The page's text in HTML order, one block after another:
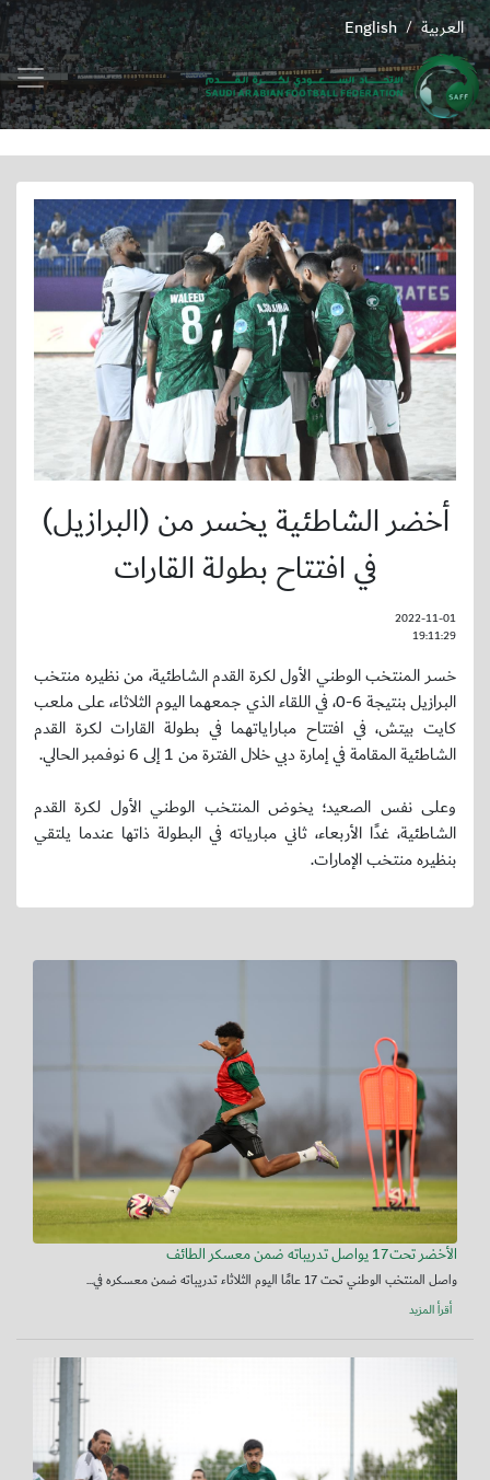
English / العربية
أخضر الشاطئية يخسر من (البرازيل)
في افتتاح بطولة القارات
2022-11-01
19:11:29
خسر المنتخب الوطني الأول لكرة القدم الشاطئية، من نظيره منتخب
البرازيل بنتيجة 6-0، في اللقاء الذي جمعهما اليوم الثلاثاء، على ملعب
كايت بيتش، في افتتاح مباراياتهما في بطولة القارات لكرة القدم
الشاطئية المقامة في إمارة دبي خلال الفترة من 1 إلى 6 نوفمبر الحالي.
وعلى نفس الصعيد؛ يخوض المنتخب الوطني الأول لكرة القدم
الشاطئية، غدًا الأربعاء، ثاني مبارياته في البطولة ذاتها عندما يلتقي
بنظيره منتخب الإمارات.
الأخضر تحت17 يواصل تدريباته ضمن معسكر الطائف
واصل المنتخب الوطني تحت 17 عامًا اليوم الثلاثاء تدريباته ضمن معسكره في...
أقرأ المزيد